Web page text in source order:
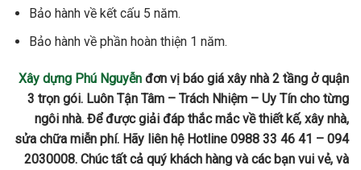
Bảo hành về kết cấu 5 năm.
Bảo hành về phần hoàn thiện 1 năm.
Xây dựng Phú Nguyễn đơn vị báo giá xây nhà 2 tầng ở quận
3 trọn gói. Luôn Tận Tâm – Trách Nhiệm – Uy Tín cho từng
ngôi nhà. Để được giải đáp thắc mắc về thiết kế, xây nhà,
sửa chữa miễn phí. Hãy liên hệ Hotline 0988 33 46 41 – 094
2030008. Chúc tất cả quý khách hàng và các bạn vui vẻ, và